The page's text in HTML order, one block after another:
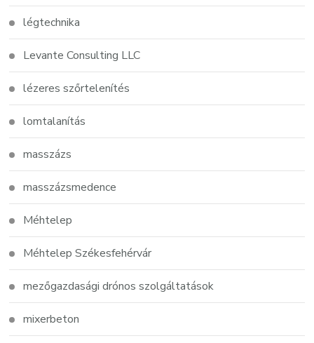
légtechnika
Levante Consulting LLC
lézeres szőrtelenítés
lomtalanítás
masszázs
masszázsmedence
Méhtelep
Méhtelep Székesfehérvár
mezőgazdasági drónos szolgáltatások
mixerbeton